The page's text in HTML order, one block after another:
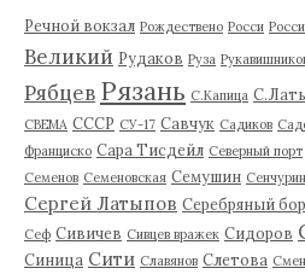
Речной вокзал Рождествено Росси
Великий Рудаков Руза
Рябцев Рязань С.Капица
СВЕМА СССР СУ-17 Савчук Садиков
Франциско Сара Тисдейл Северный порт
Семенов Семеновская Семушин
Сергей Латыпов Серебряный бор
Сеф Сивичев Сивцев вражек Сидоров
Синица Сити Славянов Слетова